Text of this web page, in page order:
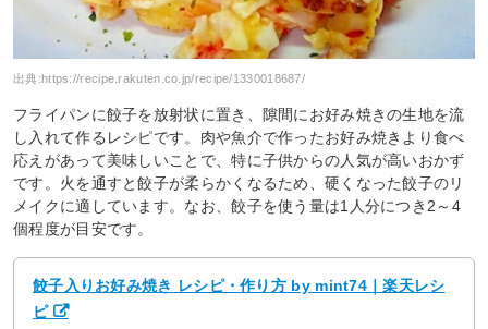
出典: https://recipe.rakuten.co.jp/recipe/1330018687/
フライパンに餃子を放射状に置き、隙間にお好み焼きの生地を流
し入れて作るレシピです。肉や魚介で作ったお好み焼きより食べ
応えがあって美味しいことで、特に子供からの人気が高いおかず
です。火を通すと餃子が柔らかくなるため、硬くなった餃子のリ
メイクに適しています。なお、餃子を使う量は1人分につき2～4
個程度が目安です。
餃子入りお好み焼き レシピ・作り方 by mint74｜楽天レシ
ピ